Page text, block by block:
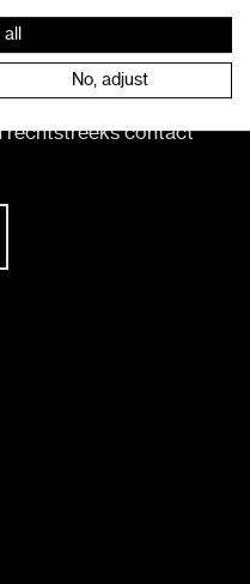
rechtstreeks contact
No, adjust